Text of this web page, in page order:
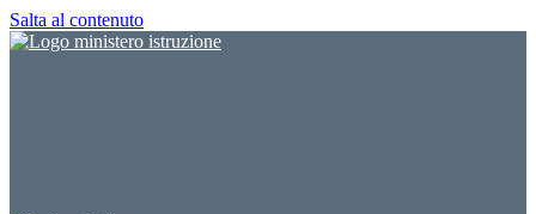
Salta al contenuto